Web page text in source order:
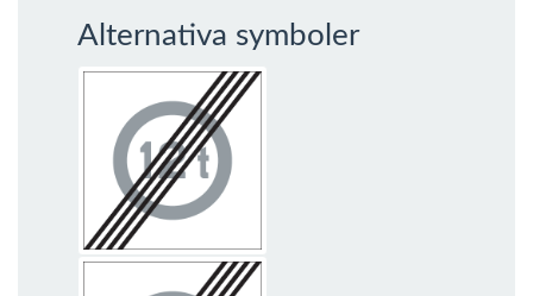
Alternativa symboler